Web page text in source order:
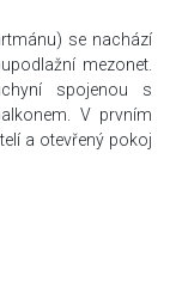
se nachází
mezonet.
spojenou s
V prvním
a otevřený pokoj